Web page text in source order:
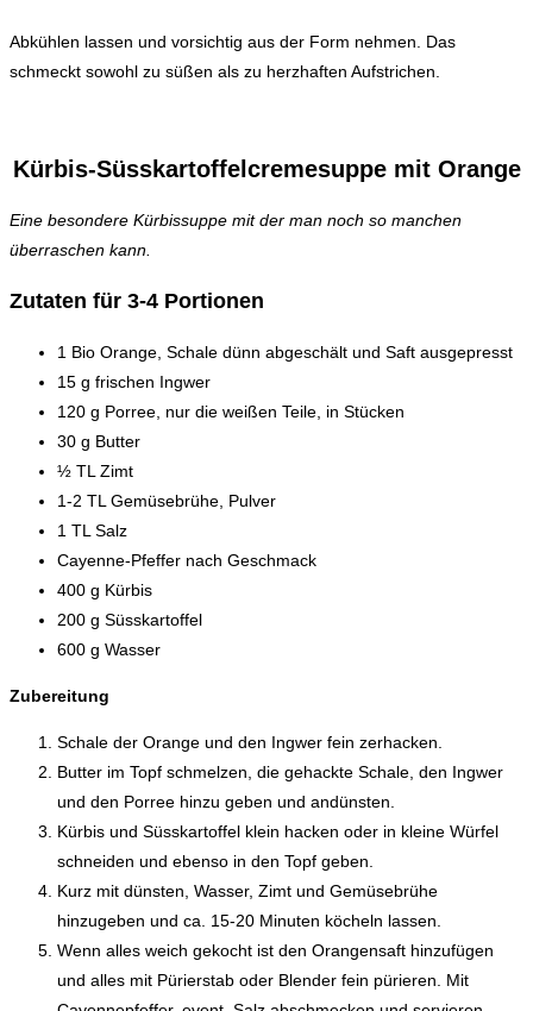
Abkühlen lassen und vorsichtig aus der Form nehmen. Das
schmeckt sowohl zu süßen als zu herzhaften Aufstrichen.
Kürbis-Süsskartoffelcremesuppe mit Orange
Eine besondere Kürbissuppe mit der man noch so manchen
überraschen kann.
Zutaten für 3-4 Portionen
1 Bio Orange, Schale dünn abgeschält und Saft ausgepresst
15 g frischen Ingwer
120 g Porree, nur die weißen Teile, in Stücken
30 g Butter
½ TL Zimt
1-2 TL Gemüsebrühe, Pulver
1 TL Salz
Cayenne-Pfeffer nach Geschmack
400 g Kürbis
200 g Süsskartoffel
600 g Wasser
Zubereitung
Schale der Orange und den Ingwer fein zerhacken.
Butter im Topf schmelzen, die gehackte Schale, den Ingwer
und den Porree hinzu geben und andünsten.
Kürbis und Süsskartoffel klein hacken oder in kleine Würfel
schneiden und ebenso in den Topf geben.
Kurz mit dünsten, Wasser, Zimt und Gemüsebrühe
hinzugeben und ca. 15-20 Minuten köcheln lassen.
Wenn alles weich gekocht ist den Orangensaft hinzufügen
und alles mit Pürierstab oder Blender fein pürieren. Mit